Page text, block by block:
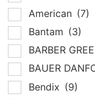
American (7)
Bantam (3)
BARBER
BAUER
Bendix (9)